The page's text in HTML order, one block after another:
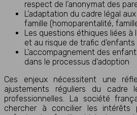
respect de l’anonymat des
L’adaptation du cadre légal
famille (homoparentalité,
Les questions éthiques liées à
et au risque de trafic d’enfants
L’accompagnement des
dans le processus d’adoption
Ces enjeux nécessitent une
ajustements réguliers du cadre
professionnelles. La société
chercher à concilier les intérêts